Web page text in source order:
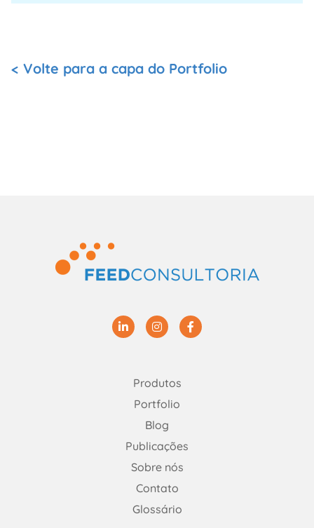
< Volte para a capa do Portfolio
Produtos
Portfolio
Blog
Publicações
Sobre nós
Contato
Glossário